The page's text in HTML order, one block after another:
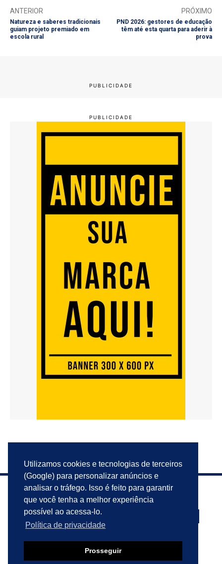
Utilizamos cookies e tecnologias de terceiros
(Google) para personalizar anúncios e
analisar o tráfego. Isso é feito para garantir
que você tenha a melhor experiência
possível ao acessa-lo.
Política de privacidade
Prosseguir
ANTERIOR
Natureza e saberes tradicionais
guiam projeto premiado em
escola rural
PRÓXIMO
PND 2026: gestores de educação
têm até esta quarta para aderir à
prova
PRIVACIDADE ANUNCIE